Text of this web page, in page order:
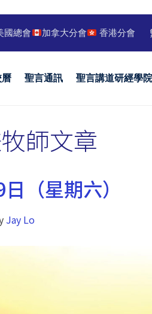
國總會 加拿大分會 香港分會
曆 聖言通訊 聖言講道研經學
師文章
（星期六）
Jay Lo